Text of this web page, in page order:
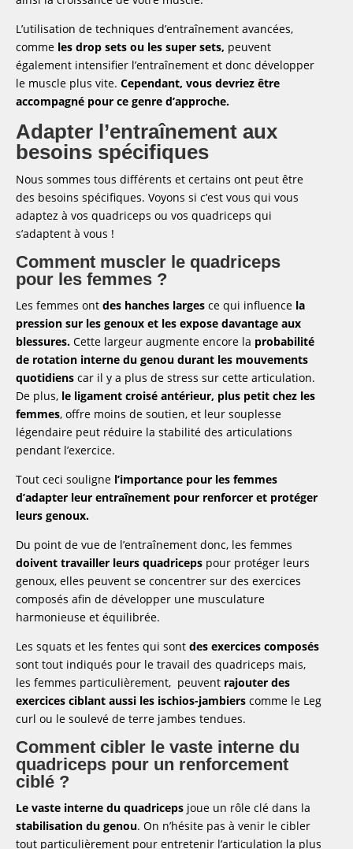
L’utilisation de techniques d’entraînement avancées,
comme les drop sets ou les super sets, peuvent
également intensifier l’entraînement et donc développer
le muscle plus vite. Cependant, vous devriez être
accompagné pour ce genre d’approche.
Adapter l’entraînement aux
besoins spécifiques
Nous sommes tous différents et certains ont peut être
des besoins spécifiques. Voyons si c’est vous qui vous
adaptez à vos quadriceps ou vos quadriceps qui
s’adaptent à vous !
Comment muscler le quadriceps
pour les femmes ?
Les femmes ont des hanches larges ce qui influence la
pression sur les genoux et les expose davantage aux
blessures. Cette largeur augmente encore la probabilité
de rotation interne du genou durant les mouvements
quotidiens car il y a plus de stress sur cette articulation.
De plus, le ligament croisé antérieur, plus petit chez les
femmes, offre moins de soutien, et leur souplesse
légendaire peut réduire la stabilité des articulations
pendant l’exercice.
Tout ceci souligne l’importance pour les femmes
d’adapter leur entraînement pour renforcer et protéger
leurs genoux.
Du point de vue de l’entraînement donc, les femmes
doivent travailler leurs quadriceps pour protéger leurs
genoux, elles peuvent se concentrer sur des exercices
composés afin de développer une musculature
harmonieuse et équilibrée.
Les squats et les fentes qui sont des exercices composés
sont tout indiqués pour le travail des quadriceps mais,
les femmes particulièrement, peuvent rajouter des
exercices ciblant aussi les ischios-jambiers comme le Leg
curl ou le soulevé de terre jambes tendues.
Comment cibler le vaste interne du
quadriceps pour un renforcement
ciblé ?
Le vaste interne du quadriceps joue un rôle clé dans la
stabilisation du genou. On n’hésite pas à venir le cibler
tout particulièrement pour entretenir l’articulation la plus